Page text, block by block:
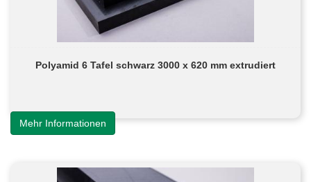
Polyamid 6 Tafel schwarz 3000 x 620 mm extrudiert
Mehr Informationen